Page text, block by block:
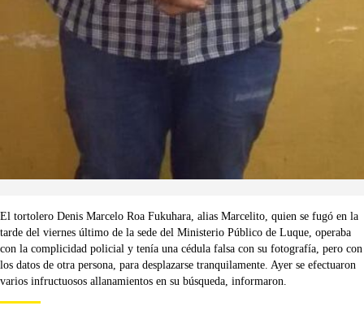
El tortolero Denis Marcelo Roa Fukuhara, alias Marcelito, quien se fugó en la
tarde del viernes último de la sede del Ministerio Público de Luque, operaba
con la complicidad policial y tenía una cédula falsa con su fotografía, pero con
los datos de otra persona, para desplazarse tranquilamente. Ayer se efectuaron
varios infructuosos allanamientos en su búsqueda, informaron.